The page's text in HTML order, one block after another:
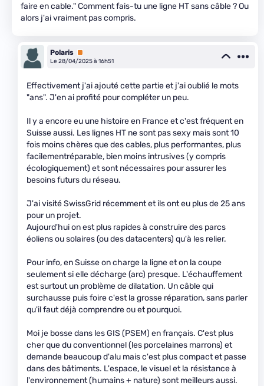
faire en cable." Comment fais-tu une ligne HT sans câble ? Ou
alors j'ai vraiment pas compris.
Polaris Premium
Le 28/04/2025 à 16h51
Effectivement j'ai ajouté cette partie et j'ai oublié le mots
"ans". J'en ai profité pour compléter un peu.
Il y a encore eu une histoire en France et c'est fréquent en
Suisse aussi. Les lignes HT ne sont pas sexy mais sont 10
fois moins chères que des cables, plus performantes, plus
facilementréparable, bien moins intrusives (y compris
écologiquement) et sont nécessaires pour assurer les
besoins futurs du réseau.
J'ai visité SwissGrid récemment et ils ont eu plus de 25 ans
pour un projet.
Aujourd'hui on est plus rapides à construire des parcs
éoliens ou solaires (ou des datacenters) qu'à les relier.
Pour info, en Suisse on charge la ligne et on la coupe
seulement si elle décharge (arc) presque. L'échauffement
est surtout un problème de dilatation. Un câble qui
surchausse puis foire c'est la grosse réparation, sans parler
qu'il faut déjà comprendre ou et pourquoi.
Moi je bosse dans les GIS (PSEM) en français. C'est plus
cher que du conventionnel (les porcelaines marrons) et
demande beaucoup d'alu mais c'est plus compact et passe
dans des bâtiments. L'espace, le visuel et la résistance à
l'environnement (humains + nature) sont meilleurs aussi.